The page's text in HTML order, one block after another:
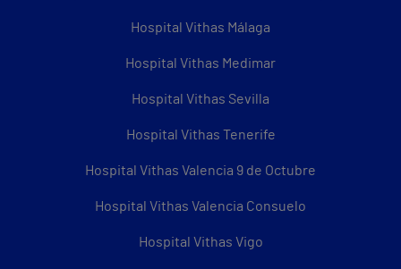
Hospital Vithas Málaga
Hospital Vithas Medimar
Hospital Vithas Sevilla
Hospital Vithas Tenerife
Hospital Vithas Valencia 9 de Octubre
Hospital Vithas Valencia Consuelo
Hospital Vithas Vigo